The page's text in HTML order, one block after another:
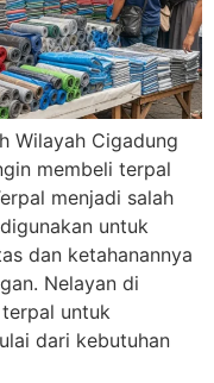
Wilayah Cigadung
membeli terpal
menjadi salah
untuk
dan ketahanannya
Nelayan di
untuk
dari kebutuhan